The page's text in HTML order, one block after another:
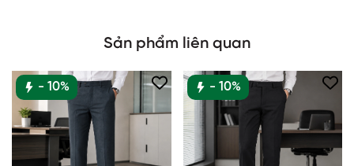
Sản phẩm liên quan
- 10% - 10%